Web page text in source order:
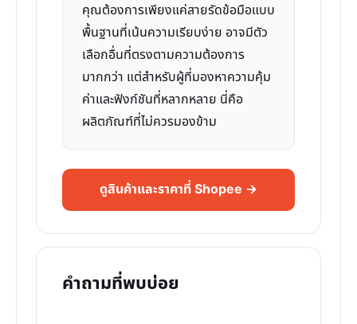
คุณต้องการเพียงแค่สายรัดข้อมือแบบ
พื้นฐานที่เน้นความเรียบง่าย อาจมีตัว
เลือกอื่นที่ตรงตามความต้องการ
มากกว่า แต่สำหรับผู้ที่มองหาความคุ้ม
ค่าและฟังก์ชันที่หลากหลาย นี่คือ
ผลิตภัณฑ์ที่ไม่ควรมองข้าม
ดูสินค้าและราคาที่ Shopee →
คำถามที่พบบ่อย